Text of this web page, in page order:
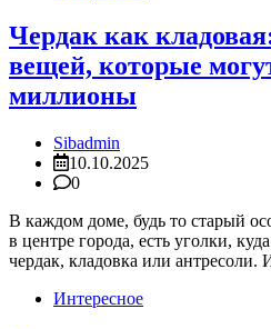
Чердак как
вещей, которые
миллионы
Sibadmin
10.10.2025
0
В каждом доме, будь то старый
в центре города, есть уголки,
чердак, кладовка или
Интересное